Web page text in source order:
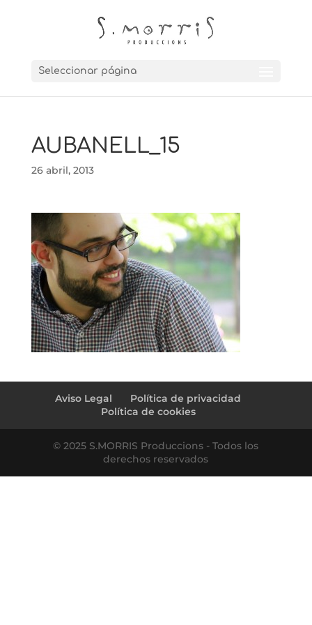
Seleccionar página
AUBANELL_15
26 abril, 2013
Aviso Legal
Política de privacidad
Política de cookies
© 2025 S.MORRIS Produccions - Todos los
derechos reservados